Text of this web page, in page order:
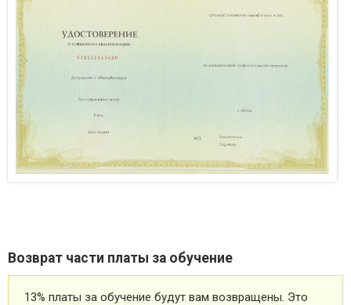
Возврат части платы за обучение
13% платы за обучение будут вам возвращены. Это